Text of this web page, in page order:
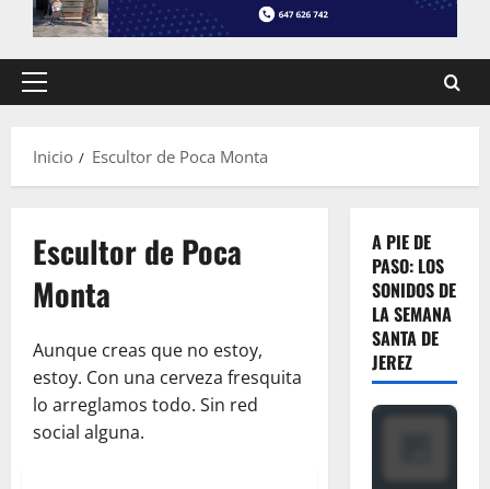
Menú
Inicio
Escultor de Poca Monta
Escultor de Poca
Monta
Aunque creas que no estoy,
estoy. Con una cerveza fresquita
lo arreglamos todo. Sin red
social alguna.
A PIE DE
PASO: LOS
SONIDOS DE
LA SEMANA
SANTA DE
JEREZ